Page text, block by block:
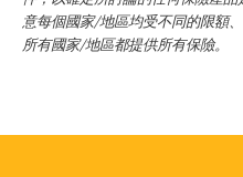
意每個國家/地區均受不同的限額
所有國家/地區都提供所有保險。